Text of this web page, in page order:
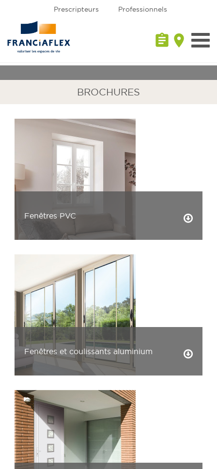
Prescripteurs Professionnels
assignment place
BROCHURES
Fenêtres PVC
Fenêtres et coulissants aluminium